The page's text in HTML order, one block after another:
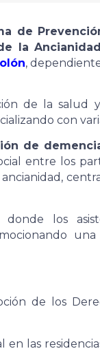
de
la Ancianidad
,
de la salud
con
de
entre los
los
de los
las